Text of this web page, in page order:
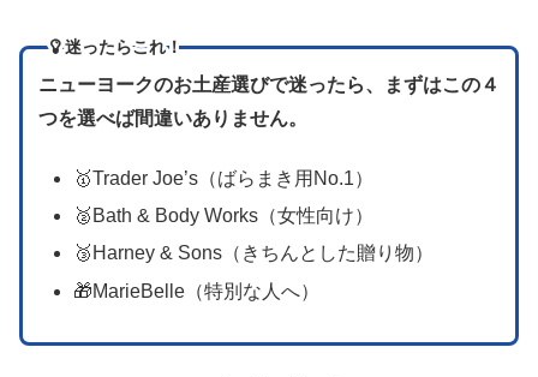
迷ったらこれ！
ニューヨークのお土産選びで迷ったら、まずはこの４
つを選べば間違いありません。
🥇Trader Joe’s（ばらまき用No.1）
🥈Bath & Body Works（女性向け）
🥉Harney & Sons（きちんとした贈り物）
🎁MarieBelle（特別な人へ）